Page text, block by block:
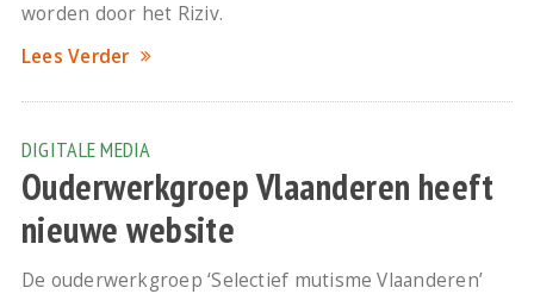
worden door het Riziv.
Lees Verder
DIGITALE MEDIA
Ouderwerkgroep Vlaanderen heeft
nieuwe website
De ouderwerkgroep ‘Selectief mutisme Vlaanderen’